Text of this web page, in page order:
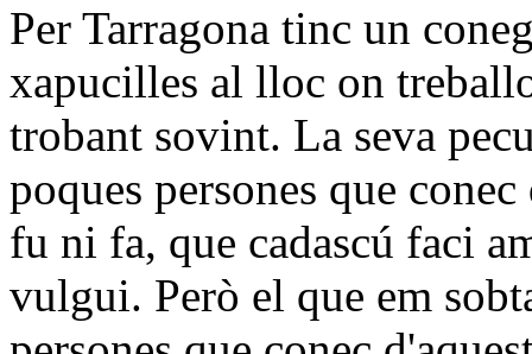
Per Tarragona tinc un
xapucilles al lloc on
trobant sovint. La seva
poques persones que
fu ni fa, que cadascú faci
vulgui. Però el que em